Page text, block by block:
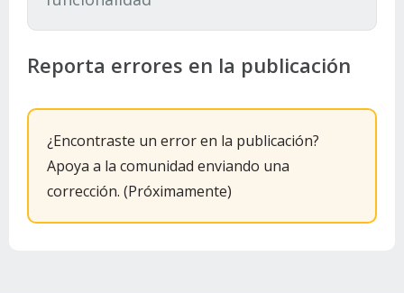
Reporta errores en la publicación
¿Encontraste un error en la publicación?
Apoya a la comunidad enviando una
corrección. (Próximamente)